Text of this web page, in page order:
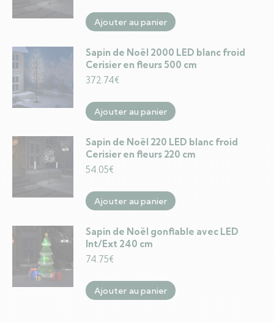
Ajouter au panier
Sapin de Noël 2000 LED blanc froid
Cerisier en fleurs 500 cm
372.74€
Ajouter au panier
Sapin de Noël 220 LED blanc froid
Cerisier en fleurs 220 cm
54.05€
Ajouter au panier
Sapin de Noël gonflable avec LED
Int/Ext 240 cm
74.75€
Ajouter au panier